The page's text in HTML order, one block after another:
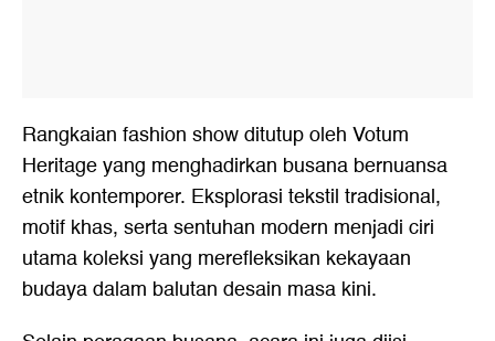
Rangkaian fashion show ditutup oleh Votum
Heritage yang menghadirkan busana bernuansa
etnik kontemporer. Eksplorasi tekstil tradisional,
motif khas, serta sentuhan modern menjadi ciri
utama koleksi yang merefleksikan kekayaan
budaya dalam balutan desain masa kini.